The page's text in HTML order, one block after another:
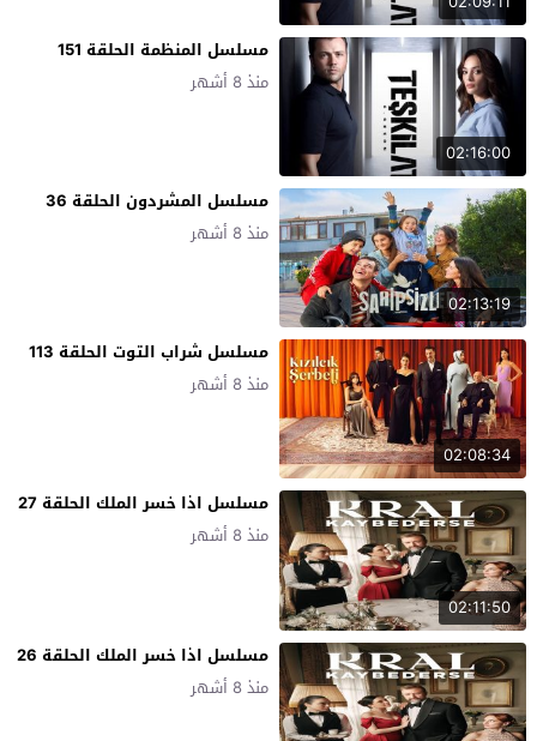
02:16:00
مسلسل المنظمة الحلقة 151
منذ 8 أشهر
02:13:19
مسلسل المشردون الحلقة 36
منذ 8 أشهر
02:08:34
مسلسل شراب التوت الحلقة 113
منذ 8 أشهر
02:11:50
مسلسل اذا خسر الملك الحلقة 27
منذ 8 أشهر
مسلسل اذا خسر الملك الحلقة 26
منذ 8 أشهر